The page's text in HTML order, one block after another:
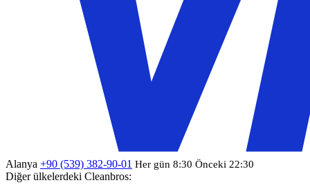
Alanya +90 (539) 382-90-01 Her gün 8:30 Önceki 22:30
Diğer ülkelerdeki Cleanbros: